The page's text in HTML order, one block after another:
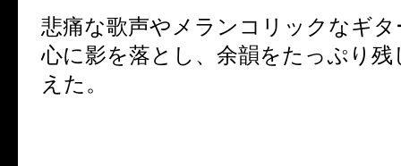
悲痛な歌声やメランコリックなギ
心に影を落とし、余韻をたっぷり残
えた。